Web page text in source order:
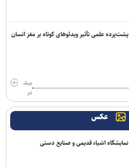
پشت‌پرده علمی تأثیر ویدئو‌های کوتاه بر مغز انسان
بیش
تر
عکس
نمایشگاه اشیاء قدیمی و صنایع دستی